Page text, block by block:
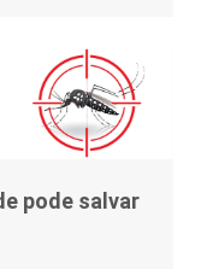
pode salvar